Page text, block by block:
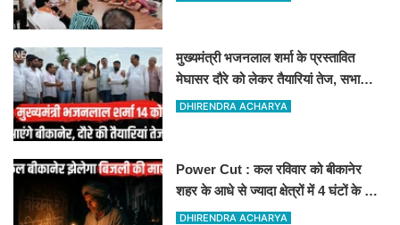
मुख्यमंत्री भजनलाल शर्मा के प्रस्तावित
मेघासर दौरे को लेकर तैयारियां तेज, सभा
स्थल का लिया जायजा
DHIRENDRA ACHARYA
Power Cut : कल रविवार को बीकानेर
शहर के आधे से ज्यादा क्षेत्रों में 4 घंटों के लिए
बिजली रहेगी गुल
DHIRENDRA ACHARYA